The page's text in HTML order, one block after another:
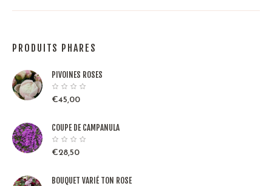
PRODUITS PHARES
PIVOINES ROSES
€45,00
COUPE DE CAMPANULA
€28,50
BOUQUET VARIÉ TON ROSE